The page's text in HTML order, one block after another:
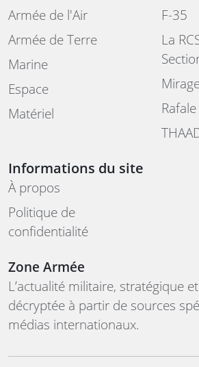
Armée de l'Air
Armée de Terre
Marine
Espace
Matériel
F-35
La
Rafale
Informations du site
À propos
Politique de
confidentialité
Zone Armée
L’actualité militaire, stratégique
décryptée à partir de sources
médias internationaux.